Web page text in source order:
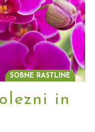
SOBNE RASTLINE
in